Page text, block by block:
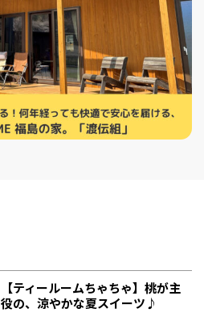
【ティールームちゃちゃ】桃が主
役の、涼やかな夏スイーツ♪